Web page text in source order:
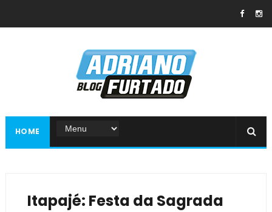
HOME
Itapajé: Festa da Sagrada